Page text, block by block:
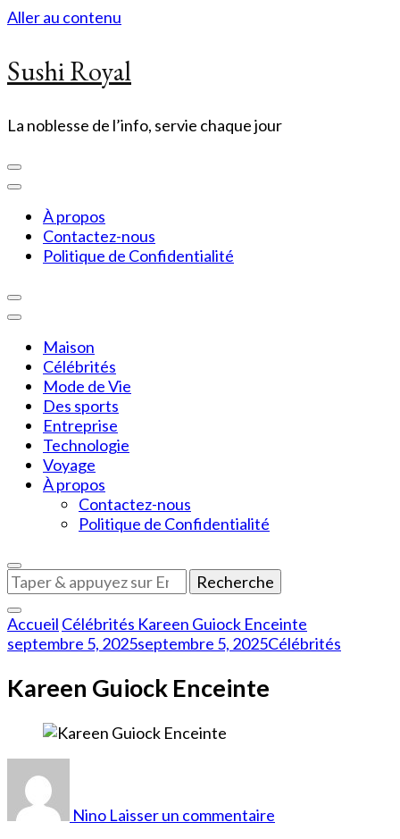
Aller au contenu
Sushi Royal
La noblesse de l’info, servie chaque jour
À propos
Contactez-nous
Politique de Confidentialité
Maison
Célébrités
Mode de Vie
Des sports
Entreprise
Technologie
Voyage
À propos
Contactez-nous
Politique de Confidentialité
Vous
recherchiez
quelque
chose
?
Accueil Célébrités Kareen Guiock Enceinte
septembre 5, 2025septembre 5, 2025Célébrités
Kareen Guiock Enceinte
Nino Laisser un commentaire
Enceinte